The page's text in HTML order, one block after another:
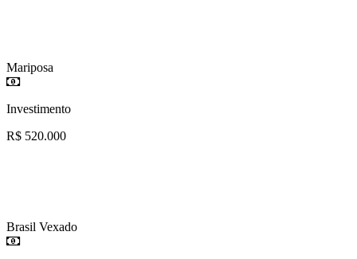
Mariposa
Investimento
R$ 520.000
Brasil Vexado